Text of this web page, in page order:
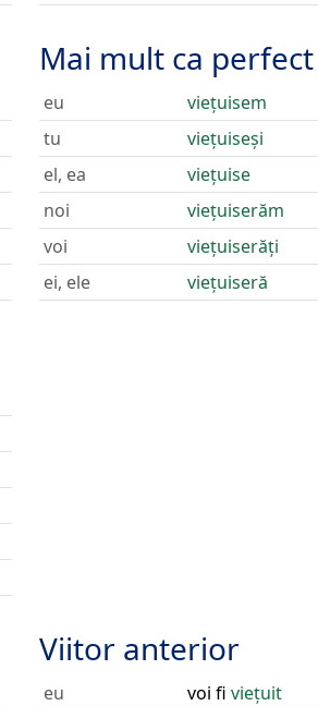
Mai mult ca perfect
eu
viețuisem
tu
viețuiseși
el, ea
viețuise
noi
viețuiserăm
voi
viețuiserăți
ei, ele
viețuiseră
Viitor anterior
eu voi fi viețuit